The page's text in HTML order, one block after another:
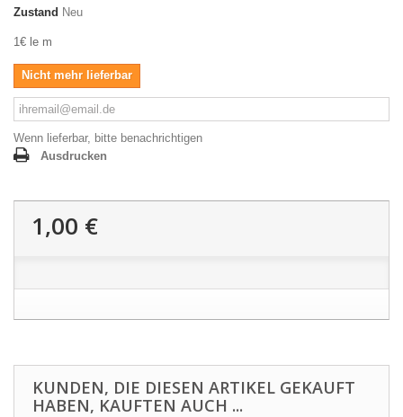
Zustand Neu
1€ le m
Nicht mehr lieferbar
Wenn lieferbar, bitte benachrichtigen
Ausdrucken
1,00 €
KUNDEN, DIE DIESEN ARTIKEL GEKAUFT
HABEN, KAUFTEN AUCH ...